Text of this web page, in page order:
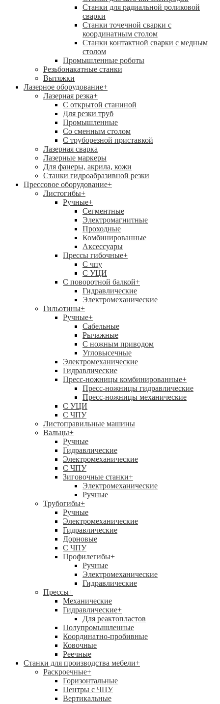
Станки для радиальной роликовой
сварки
Станки точечной сварки с
координатным столом
Станки контактной сварки с медным
столом
Промышленные роботы
Резьбонакатные станки
Вытяжки
Лазерное оборудование+
Лазерная резка+
С открытой станиной
Для резки труб
Промышленные
Со сменным столом
С труборезной приставкой
Лазерная сварка
Лазерные маркеры
Для фанеры, акрила, кожи
Станки гидроабразивной резки
Прессовое оборудование+
Листогибы+
Ручные+
Сегментные
Электромагнитные
Проходные
Комбинированные
Аксессуары
Прессы гибочные+
C чпу
С УЦИ
С поворотной балкой+
Гидравлические
Электромеханические
Гильотины+
Ручные+
Сабельные
Рычажные
С ножным приводом
Угловысечные
Электромеханические
Гидравлические
Пресс-ножницы комбинированные+
Пресс-ножницы гидравлические
Пресс-ножницы механические
С УЦИ
С ЧПУ
Листоправильные машины
Вальцы+
Ручные
Гидравлические
Электромеханические
С ЧПУ
Зиговочные станки+
Электромеханические
Ручные
Трубогибы+
Ручные
Электромеханические
Гидравлические
Дорновые
С ЧПУ
Профилегибы+
Ручные
Электромеханические
Гидравлические
Прессы+
Механические
Гидравлические+
Для реактопластов
Полупромышленные
Координатно-пробивные
Ковочные
Реечные
Станки для производства мебели+
Раскроечные+
Горизонтальные
Центры с ЧПУ
Вертикальные